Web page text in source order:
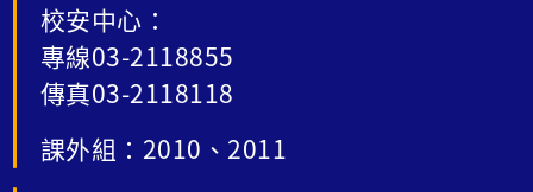
校安中心：
專線03-2118855
傳真03-2118118
課外組：2010、2011